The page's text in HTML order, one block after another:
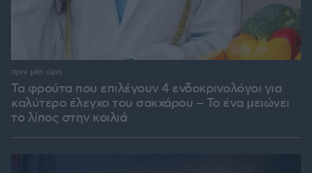
Τα φρούτα που επιλέγουν 4 ενδοκρινολόγοι για
καλύτερο έλεγχο του σακχάρου – Το ένα μειώνει
το λίπος στην κοιλιά
πριν μία ώρα